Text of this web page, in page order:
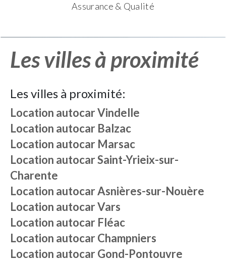
Assurance & Qualité
Les villes à proximité
Les villes à proximité:
Location autocarVindelle
Location autocar Balzac
Location autocar Marsac
Location autocarSaint-Yrieix-sur-
Charente
Location autocarAsnières-sur-Nouère
Location autocarVars
Location autocar Fléac
Location autocarChampniers
Location autocarGond-Pontouvre